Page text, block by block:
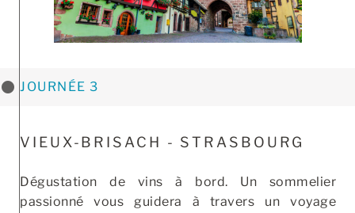
JOURNÉE 3
VIEUX-BRISACH - STRASBOURG
Dégustation de vins à bord. Un sommelier
passionné vous guidera à travers un voyage